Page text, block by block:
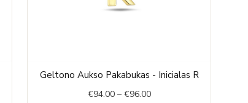
Geltono Aukso Pakabukas - Inicialas R
€94.00 – €96.00
range:
€94.00